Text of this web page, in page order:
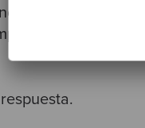
te unes a un
y nadie sabe